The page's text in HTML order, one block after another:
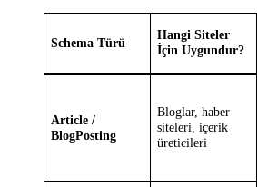
Schema Türü
Hangi Siteler
İçin Uygundur?
Article /
BlogPosting
Bloglar, haber
siteleri, içerik
üreticileri